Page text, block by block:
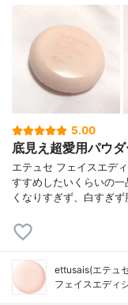
5.00
底見え超愛用パウ
エテュセ フェイスエデ
すすめしたいくらいの
くなりすぎず、白すぎ
ettusais(エテュ
フェイスエディ